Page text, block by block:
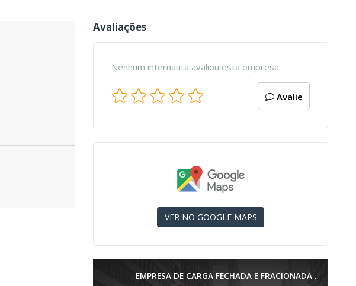
Avaliações
Nenhum internauta avaliou esta empresa.
Avalie
VER NO GOOGLE MAPS
EMPRESA DE CARGA FECHADA E FRACIONADA .